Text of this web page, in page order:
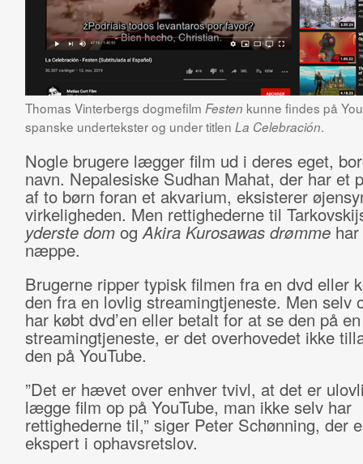
Thomas Vinterbergs dogmefilm Festen kunne findes på
spanske undertekster og under titlen La Celebración.
Nogle brugere lægger film ud i deres eget,
navn. Nepalesiske Sudhan Mahat, der har et
af to børn foran et akvarium, eksisterer
virkeligheden. Men rettighederne til
yderste dom ogAkira Kurosawas drømmehar
næppe.
Brugerne ripper typisk filmen fra en dvd eller
den fra en lovlig streamingtjeneste. Men selv
har købt dvd’en eller betalt for at se den på en
streamingtjeneste, er det overhovedet ikke
den på YouTube.
”Det er hævet over enhver tvivl, at det er
lægge film op på YouTube, man ikke selv har
rettighederne til,” siger Peter Schønning, der
ekspert i ophavsretslov.